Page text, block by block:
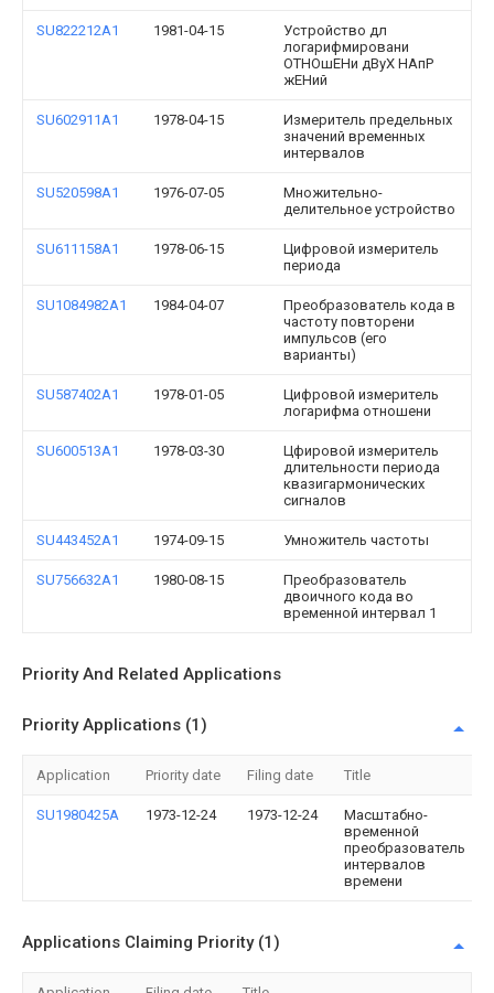
SU822212A1 1981-04-15
Устройство дл
логарифмировани
ОТНОшЕНи дВуХ НАпР
жЕНий
SU602911A1 1978-04-15
Измеритель предельных
значений временных
интервалов
SU520598A1 1976-07-05
Множительно-
делительное устройство
SU611158A1 1978-06-15
Цифровой измеритель
периода
SU1084982A1 1984-04-07
Преобразователь кода в
частоту повторени
импульсов (его
варианты)
SU587402A1 1978-01-05
Цифровой измеритель
логарифма отношени
SU600513A1 1978-03-30
Цфировой измеритель
длительности периода
квазигармонических
сигналов
SU443452A1 1974-09-15 Умножитель частоты
SU756632A1 1980-08-15
Преобразователь
двоичного кода во
временной интервал 1
Priority And Related Applications
Priority Applications (1)
Application Priority date Filing date Title
SU1980425A 1973-12-24 1973-12-24
Масштабно-
временной
преобразователь
интервалов
времени
Applications Claiming Priority (1)